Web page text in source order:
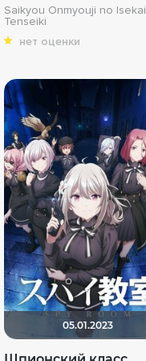
Saikyou Onmyouji no Isekai
Tenseiki
нет оценки
05.01.2023